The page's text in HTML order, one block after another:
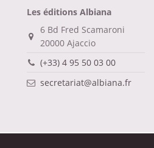
Les éditions Albiana
6 Bd Fred Scamaroni
20000 Ajaccio
(+33) 4 95 50 03 00
secretariat@albiana.fr